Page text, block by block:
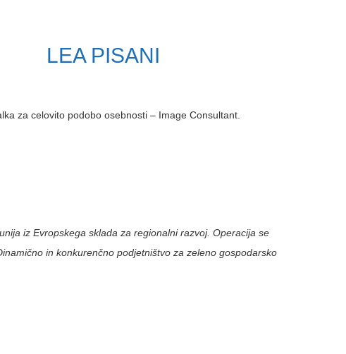
LEA PISANI
za celovito podobo osebnosti – Image Consultant.
iz Evropskega sklada za regionalni razvoj. Operacija se
in konkurenčno podjetništvo za zeleno gospodarsko